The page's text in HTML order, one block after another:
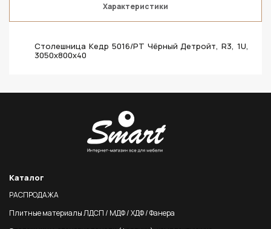
Характеристики
Столешница Кедр 5016/PT Чёрный Детройт, R3, 1U,
3050х800х40
Каталог
РАСПРОДАЖА
Плитные материалы ЛДСП / МДФ / ХДФ / Фанера